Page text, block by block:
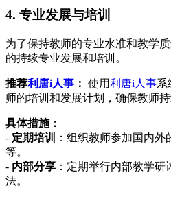
4. 专业发展与培训
为了保持教师的专业水准和教学
的持续专业发展和培训。
推荐利唐i人事 ： 使用利唐i人事系
师的培训和发展计划，确保教师持
具体措施：
- 定期培训
：组织教师参加国内
等。
- 内部分享 ：定期举行内部教学
法。